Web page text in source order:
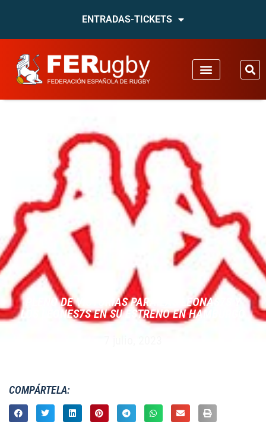
ENTRADAS-TICKETS
PLENO DE VICTORIAS PARA LAS LEONAS7S Y
LOS LEONES7S EN SU ESTRENO EN HAMBURGO
COMPÁRTELA: